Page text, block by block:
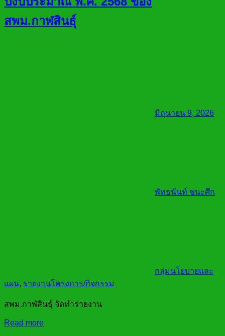
สพม.กาฬสินธุ์
มิถุนายน 9, 2026
พัทธนันท์ ชนะศึก
กลุ่มนโยบายและ
แผน, รายงานโครงการ/กิจกรรม
สพม.กาฬสินธุ์ จัดทำรายงาน
Read more